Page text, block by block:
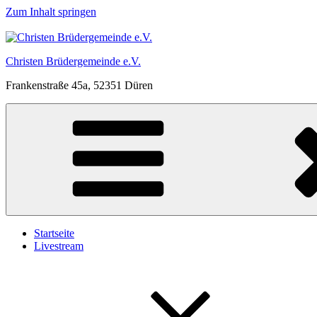
Zum Inhalt springen
Christen Brüdergemeinde e.V.
Frankenstraße 45a, 52351 Düren
Startseite
Livestream